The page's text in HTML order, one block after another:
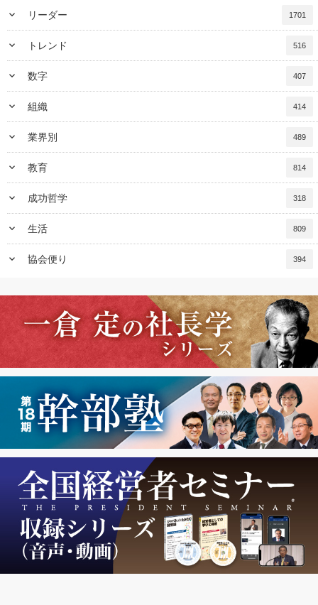
keyboard_arrow_down リーダー 1701
keyboard_arrow_down トレンド 516
keyboard_arrow_down 数字 407
keyboard_arrow_down 組織 414
keyboard_arrow_down 業界別 489
keyboard_arrow_down 教育 814
keyboard_arrow_down 成功哲学 318
keyboard_arrow_down 生活 809
keyboard_arrow_down 協会便り 394